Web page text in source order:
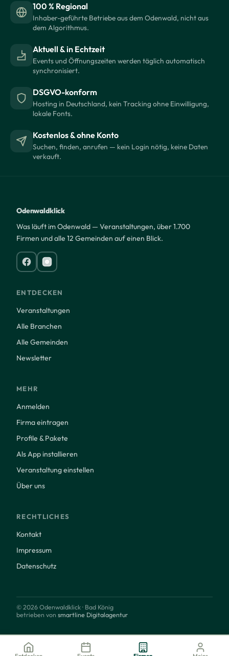
100 % Regional
Inhaber-geführte Betriebe aus dem Odenwald, nicht aus
dem Algorithmus.
Aktuell & in Echtzeit
Events und Öffnungszeiten werden täglich automatisch
synchronisiert.
DSGVO-konform
Hosting in Deutschland, kein Tracking ohne Einwilligung,
lokale Fonts.
Kostenlos & ohne Konto
Suchen, finden, anrufen — kein Login nötig, keine Daten
verkauft.
Odenwaldklick
Was läuft im Odenwald — Veranstaltungen, über 1.700
Firmen und alle 12 Gemeinden auf einen Blick.
ENTDECKEN
Veranstaltungen
Alle Branchen
Alle Gemeinden
Newsletter
MEHR
Anmelden
Firma eintragen
Profile & Pakete
Als App installieren
Veranstaltung einstellen
Über uns
RECHTLICHES
Kontakt
Impressum
Datenschutz
© 2026 Odenwaldklick · Bad König
betrieben von smartline Digitalagentur